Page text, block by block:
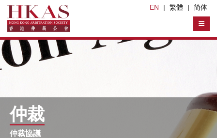
EN | 繁體 | 简体
仲裁
仲裁協議